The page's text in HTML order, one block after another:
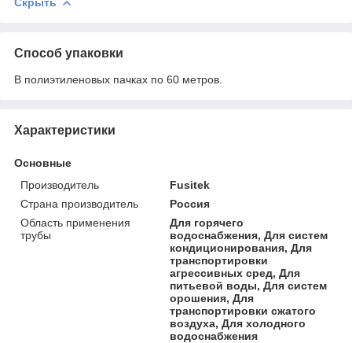
Способ упаковки
В полиэтиленовых пачках по 60 метров.
Характеристики
Основные
Производитель
Fusitek
Страна производитель
Россия
Область применения
трубы
Для горячего
водоснабжения, Для систем
кондиционирования, Для
транспортировки
агрессивных сред, Для
питьевой воды, Для систем
орошения, Для
транспортировки сжатого
воздуха, Для холодного
водоснабжения